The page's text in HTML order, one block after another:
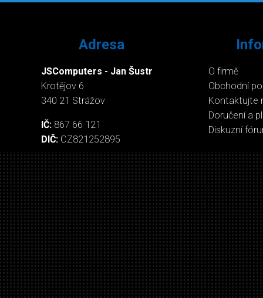
Adresa
JSComputers - Jan Šustr
Krotějov 6
340 21 Strážov
IČ: 867 66 121
DIČ: CZ821252895
O firmě
Obchodní
Kontaktujte
Doručení a
Diskuzní